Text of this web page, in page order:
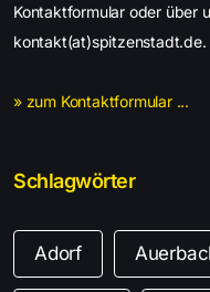
Kontaktformular oder über
kontakt(at)spitzenstadt.de.
» zum Kontaktformular ...
Schlagwörter
Adorf